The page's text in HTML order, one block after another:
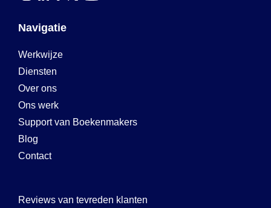
Navigatie
Werkwijze
Diensten
Over ons
Ons werk
Support van Boekenmakers
Blog
Contact
Reviews van tevreden klanten